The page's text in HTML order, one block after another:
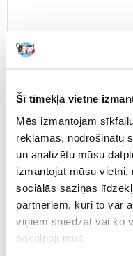
Šī tīmekļa vietne
Mēs izmantojam
reklāmas, nodrošinātu
un analizētu mūsu
izmantojat mūsu
sociālās saziņas
partneriem, kuri to var
viņiem sniedzat vai ko
pakalpojumus.
BEAPHAR Calming Collar
kaķiem
€5.38
PIEVIENOT